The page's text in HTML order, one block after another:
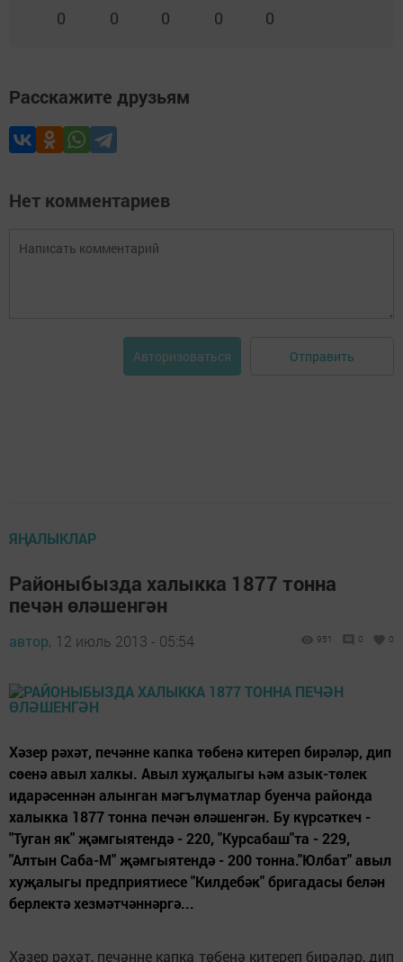
0 0 0 0 0
Расскажите друзьям
Нет комментариев
Авторизоваться Отправить
ЯҢАЛЫКЛАР
Районыбызда халыкка 1877 тонна
печән өләшенгән
автор, 12 июль 2013 - 05:54 951 0 0
Хәзер рәхәт, печәнне капка төбенә китереп бирәләр, дип
сөенә авыл халкы. Авыл хуҗалыгы һәм азык-төлек
идарәсеннән алынган мәгълүматлар буенча районда
халыкка 1877 тонна печән өләшенгән. Бу күрсәткеч -
"Туган як" җәмгыятендә - 220, "Курсабаш"та - 229,
"Алтын Саба-М" җәмгыятендә - 200 тонна."Юлбат" авыл
хуҗалыгы предприятиесе "Килдебәк" бригадасы белән
берлектә хезмәтчәннәргә...
Хәзер рәхәт, печәнне капка төбенә китереп бирәләр, дип